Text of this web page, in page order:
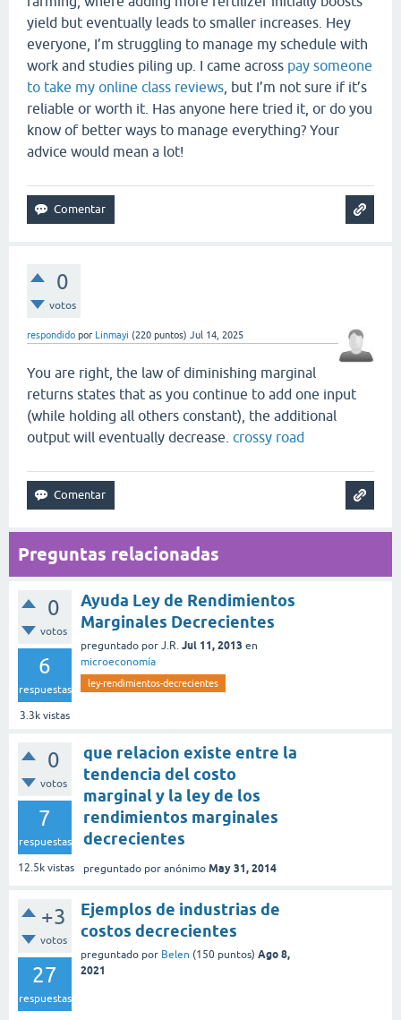
yield but eventually leads to smaller increases. Hey
everyone, I’m struggling to manage my schedule with
work and studies piling up. I came across pay someone
to take my online class reviews , but I’m not sure if it’s
reliable or worth it. Has anyone here tried it, or do you
know of better ways to manage everything? Your
advice would mean a lot!
0
votos
respondido por Linmayi (220 puntos) Jul 14, 2025
You are right, the law of diminishing marginal
returns states that as you continue to add one input
(while holding all others constant), the additional
output will eventually decrease. crossy road
Preguntas relacionadas
0
votos
6
respuestas
3.3k vistas
Ayuda Ley de Rendimientos
Marginales Decrecientes
preguntado por J.R. Jul 11, 2013 en
microeconomía
ley-rendimientos-decrecientes
0
votos
7
respuestas
12.5k vistas
que relacion existe entre la
tendencia del costo
marginal y la ley de los
rendimientos marginales
decrecientes
preguntado por anónimo May 31, 2014
+3
votos
27
respuestas
Ejemplos de industrias de
costos decrecientes
preguntado por Belen (150 puntos) Ago 8,
2021